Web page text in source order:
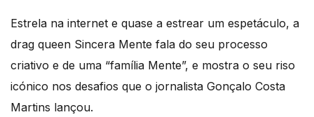
Estrela na internet e quase a estrear um espetáculo, a
drag queen Sincera Mente fala do seu processo
criativo e de uma “família Mente”, e mostra o seu riso
icónico nos desafios que o jornalista Gonçalo Costa
Martins lançou.